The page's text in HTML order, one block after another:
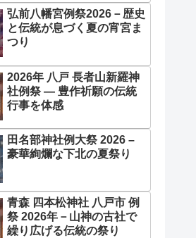
弘前八幡宮例祭2026－歴史
と伝統が息づく夏の宵宮ま
つり
2026年 八戸 長者山新羅神
社例祭 ― 豊作祈願の伝統
行事を体感
田名部神社例大祭 2026 –
豪華絢爛な下北の夏祭り
青森 四本松神社 八戸市 例
祭 2026年－山神の古社で
繰り広げる伝統の祭り